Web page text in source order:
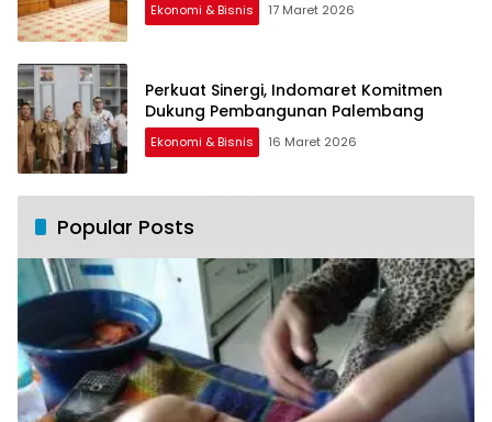
Ekonomi & Bisnis 17 Maret 2026
Perkuat Sinergi, Indomaret Komitmen
Dukung Pembangunan Palembang
Ekonomi & Bisnis 16 Maret 2026
Popular Posts